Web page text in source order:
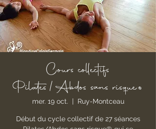
Cours collectifs
Pilates/Abdos sans risque®
mer. 19 oct.
  |
Ruy-Montceau
Début du cycle collectif de 27 séances